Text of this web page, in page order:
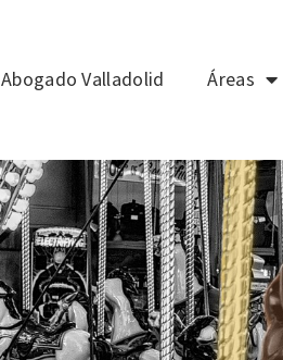
Abogado Valladolid Áreas